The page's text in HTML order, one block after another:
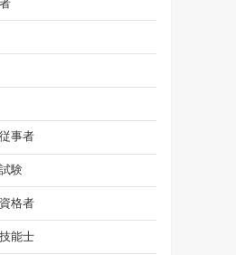
事者
験
格者
能士